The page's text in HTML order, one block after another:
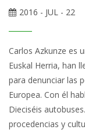
2016 - JUL - 22
Carlos Azkunze es
Euskal Herria, han
para denunciar las
Europea. Con él
Dieciséis
procedencias y